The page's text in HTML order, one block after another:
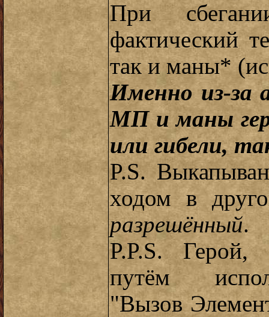
При
фактический
так и маны*
Именно из-за
МП и маны
или гибели,
P.S.
ходом в
разрешённый.
P.P.S.
путём
"Вызов